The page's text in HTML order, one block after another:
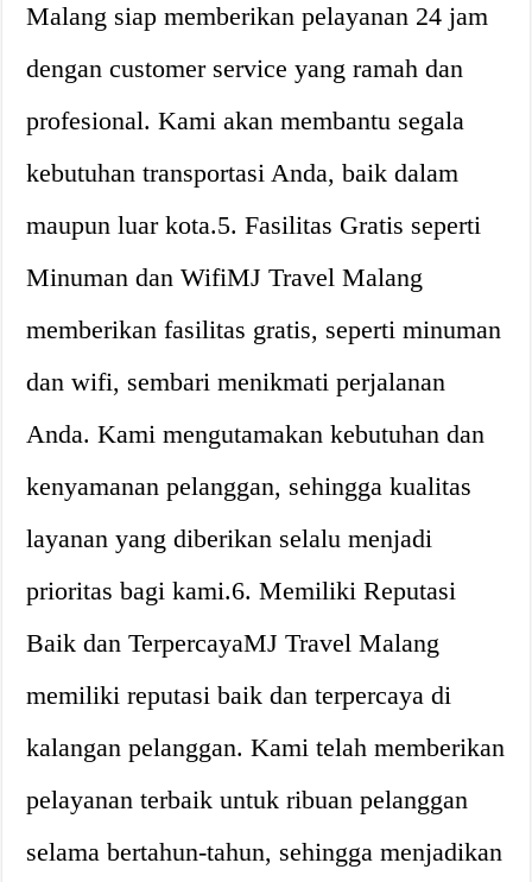
Malang siap memberikan pelayanan 24 jam
dengan customer service yang ramah dan
profesional. Kami akan membantu segala
kebutuhan transportasi Anda, baik dalam
maupun luar kota.5. Fasilitas Gratis seperti
Minuman dan WifiMJ Travel Malang
memberikan fasilitas gratis, seperti minuman
dan wifi, sembari menikmati perjalanan
Anda. Kami mengutamakan kebutuhan dan
kenyamanan pelanggan, sehingga kualitas
layanan yang diberikan selalu menjadi
prioritas bagi kami.6. Memiliki Reputasi
Baik dan TerpercayaMJ Travel Malang
memiliki reputasi baik dan terpercaya di
kalangan pelanggan. Kami telah memberikan
pelayanan terbaik untuk ribuan pelanggan
selama bertahun-tahun, sehingga menjadikan